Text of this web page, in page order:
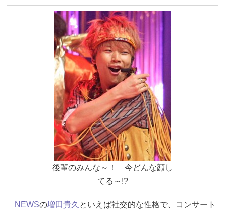
後輩のみんな～！ 今どんな顔し
てる～!?
NEWSの増田貴久 といえば社交的な性格で、コンサート